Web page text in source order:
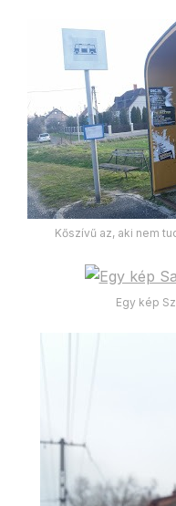
Kőszívű az, aki nem
Egy kép